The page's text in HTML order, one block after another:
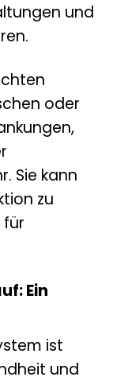
und
oder
Sie kann
zu
für
Ein
ist
und